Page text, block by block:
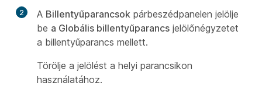
2 A Billentyűparancsok párbeszédpanelen jelölje
be a Globális billentyűparancs jelölőnégyzetet
a billentyűparancs mellett.
Törölje a jelölést a helyi parancsikon
használatához.